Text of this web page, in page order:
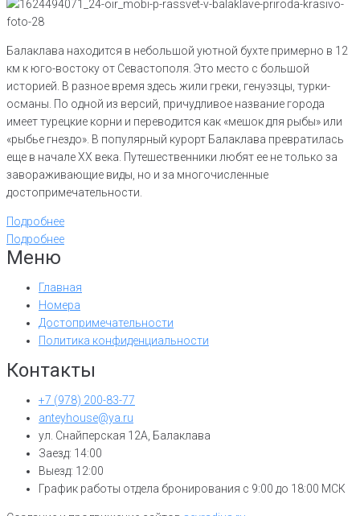
Балаклава находится в небольшой уютной бухте примерно в 12
км к юго-востоку от Севастополя. Это место с большой
историей. В разное время здесь жили греки, генуэзцы, турки-
османы. По одной из версий, причудливое название города
имеет турецкие корни и переводится как «мешок для рыбы» или
«рыбье гнездо». В популярный курорт Балаклава превратилась
еще в начале XX века. Путешественники любят ее не только за
завораживающие виды, но и за многочисленные
достопримечательности.
Подробнее
Подробнее
Меню
Главная
Номера
Достопримечательности
Политика конфиденциальности
Контакты
+7 (978) 200-83-77
anteyhouse@ya.ru
ул. Снайперская 12А, Балаклава
Заезд: 14:00
Выезд: 12:00
График работы отдела бронирования с 9:00 до 18:00 МСК